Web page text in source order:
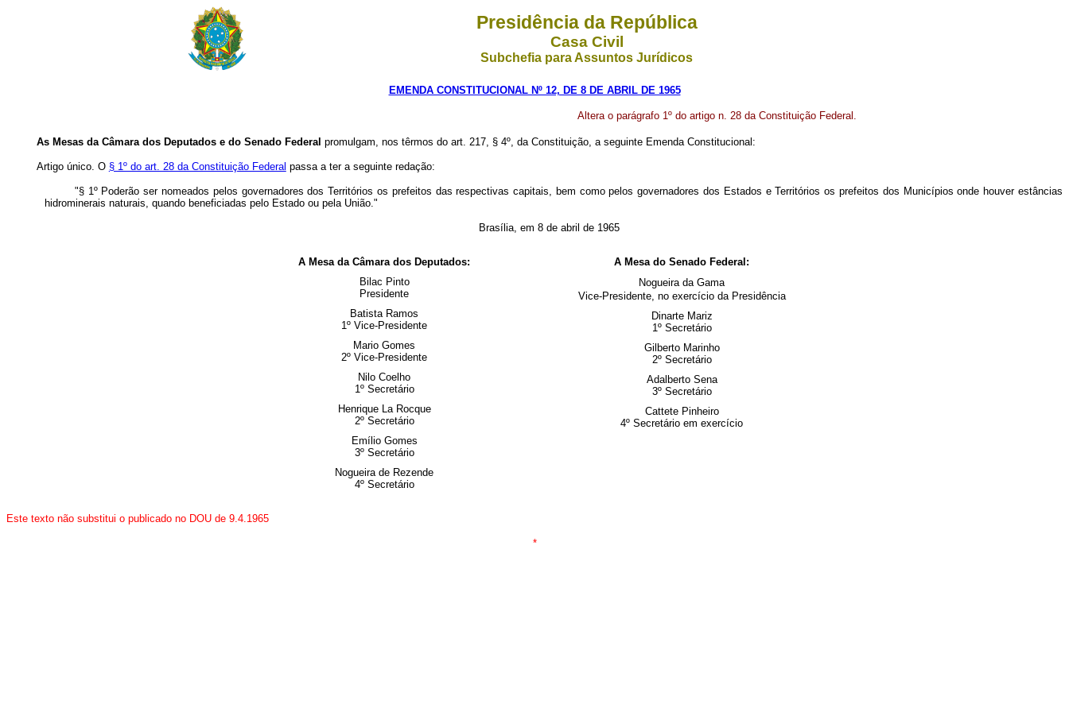
Presidência da República
Casa Civil
Subchefia para Assuntos Jurídicos
EMENDA CONSTITUCIONAL Nº 12, DE 8 DE ABRIL DE 1965
Altera o parágrafo 1º do artigo n. 28 da Constituição Federal.
As Mesas da Câmara dos Deputados e do Senado Federal promulgam, nos têrmos do art. 217, § 4º, da Constituição, a seguinte Emenda Constitucional:
Artigo único. O § 1º do art. 28 da Constituição Federal passa a ter a seguinte redação:
"§ 1º Poderão ser nomeados pelos governadores dos Territórios os prefeitos das respectivas capitais, bem como pelos governadores dos Estados e Territórios os prefeitos dos Municípios onde houver estâncias
hidrominerais naturais, quando beneficiadas pelo Estado ou pela União."
Brasília, em 8 de abril de 1965
A Mesa da Câmara dos Deputados:
Bilac Pinto
Presidente
Batista Ramos
1º Vice-Presidente
Mario Gomes
2º Vice-Presidente
Nilo Coelho
1º Secretário
Henrique La Rocque
2º Secretário
Emílio Gomes
3º Secretário
Nogueira de Rezende
4º Secretário
A Mesa do Senado Federal:
Nogueira da Gama
Vice-Presidente, no exercício da Presidência
Dinarte Mariz
1º Secretário
Gilberto Marinho
2º Secretário
Adalberto Sena
3º Secretário
Cattete Pinheiro
4º Secretário em exercício
Este texto não substitui o publicado no DOU de 9.4.1965
*